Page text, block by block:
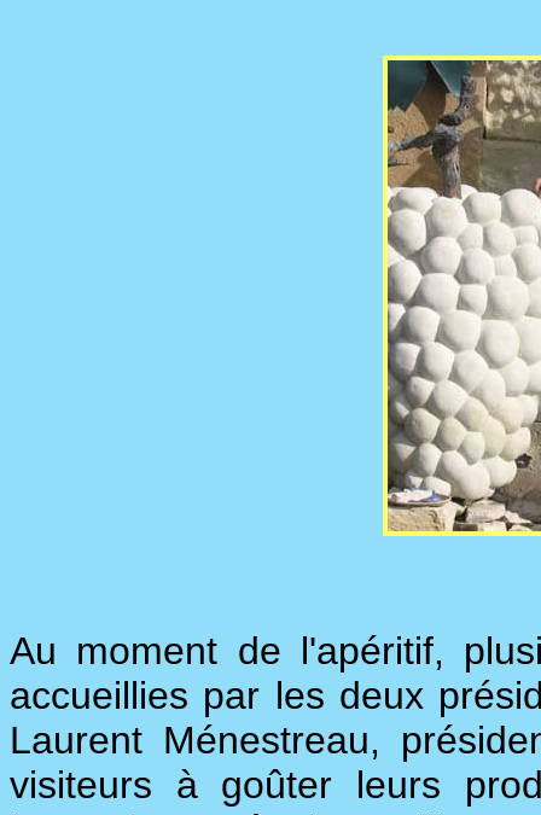
Au moment de l'apéritif,
accueillies par les deux
Laurent Ménestreau,
visiteurs à goûter leurs